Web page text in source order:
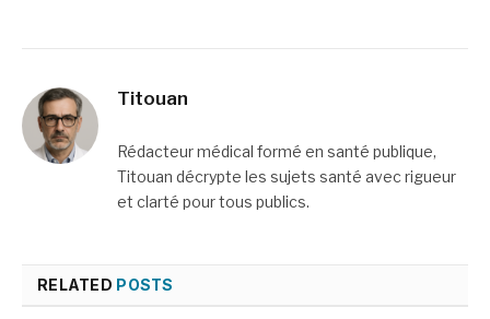
Titouan
Rédacteur médical formé en santé publique,
Titouan décrypte les sujets santé avec rigueur
et clarté pour tous publics.
RELATED POSTS